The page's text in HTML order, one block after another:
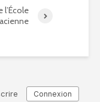
l’École